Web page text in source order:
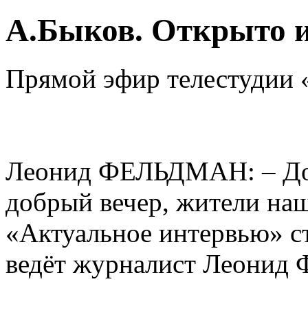
А.Быков. Открыто
Прямой эфир телестудии
Леонид ФЕЛЬДМАН: –
добрый вечер, жители
«Актуальное интервью»
ведёт журналист Леонид